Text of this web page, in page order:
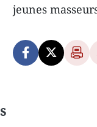
jeunes